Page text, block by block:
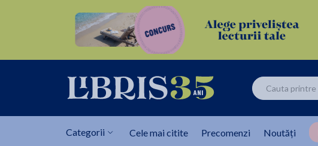
Categorii Cele mai citite Precomenzi Noutăți